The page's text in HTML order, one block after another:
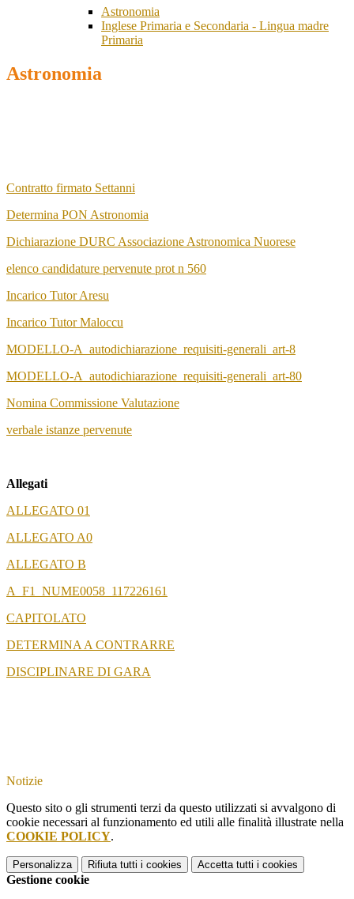
Astronomia
Inglese Primaria e Secondaria - Lingua madre
Primaria
Astronomia
Contratto firmato Settanni
Determina PON Astronomia
Dichiarazione DURC Associazione Astronomica Nuorese
elenco candidature pervenute prot n 560
Incarico Tutor Aresu
Incarico Tutor Maloccu
MODELLO-A_autodichiarazione_requisiti-generali_art-8
MODELLO-A_autodichiarazione_requisiti-generali_art-80
Nomina Commissione Valutazione
verbale istanze pervenute
Allegati
ALLEGATO 01
ALLEGATO A0
ALLEGATO B
A_F1_NUME0058_117226161
CAPITOLATO
DETERMINA A CONTRARRE
DISCIPLINARE DI GARA
Notizie
Questo sito o gli strumenti terzi da questo utilizzati si avvalgono di
cookie necessari al funzionamento ed utili alle finalità illustrate nella
COOKIE POLICY.
Personalizza Rifiuta tutti i cookies Accetta tutti i cookies
Gestione cookie